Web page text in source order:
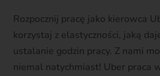
Rozpocznij pracę jako kierowca
korzystaj z elastyczności, jaką
ustalanie godzin pracy. Z nami
niemal natychmiast! Uber praca